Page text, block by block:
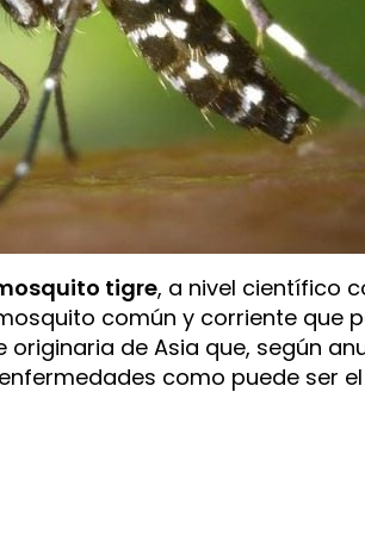
tigre, a nivel científico
común y corriente que
de Asia que, según
como puede ser